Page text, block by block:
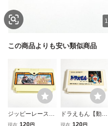
1
この商品よりも安い類似商品
ジッピーレース
【動作確認済】８
現在 120円
ドラえもん【動作
確認済】８本まで
現在 120円